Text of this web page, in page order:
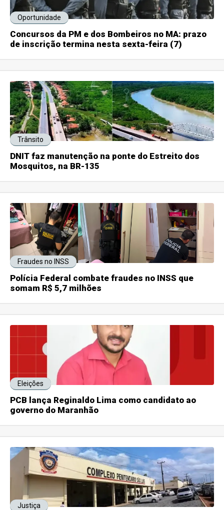
Oportunidade
Concursos da PM e dos Bombeiros no MA: prazo
de inscrição termina nesta sexta-feira (7)
Trânsito
DNIT faz manutenção na ponte do Estreito dos
Mosquitos, na BR-135
Fraudes no INSS
Polícia Federal combate fraudes no INSS que
somam R$ 5,7 milhões
Eleições
PCB lança Reginaldo Lima como candidato ao
governo do Maranhão
Justiça